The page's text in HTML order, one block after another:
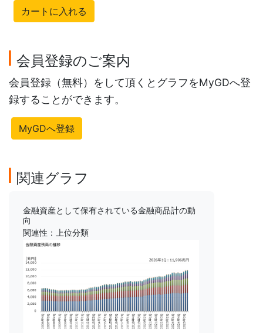
カートに入れる
会員登録のご案内
会員登録（無料）をして頂くとグラフをMyGDへ登
録することができます。
MyGDへ登録
関連グラフ
金融資産として保有されている金融商品計の動
向
関連性：上位分類